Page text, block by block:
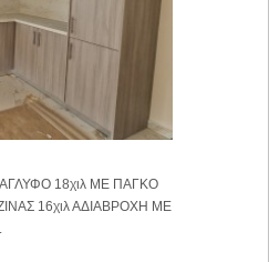
18χιλ ME ΠΑΓΚΟ
16χιλ ΑΔΙΑΒΡΟΧΗ ΜΕ